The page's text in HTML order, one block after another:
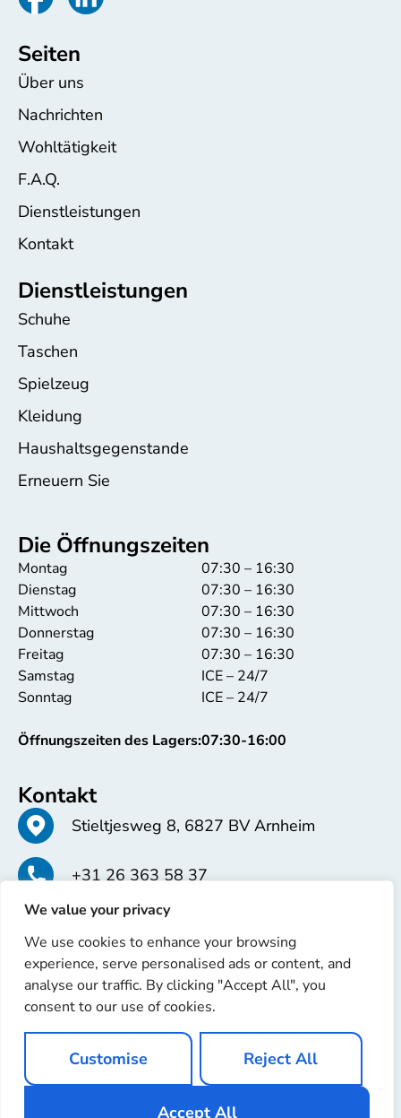
We value your privacy
We use cookies to enhance your browsing
experience, serve personalised ads or content, and
analyse our traffic. By clicking "Accept All", you
consent to our use of cookies.
Customise Reject All
Accept All
Seiten
Über uns
Nachrichten
Wohltätigkeit
F.A.Q.
Dienstleistungen
Kontakt
Dienstleistungen
Schuhe
Taschen
Spielzeug
Kleidung
Haushaltsgegenstande
Erneuern Sie
Die Öffnungszeiten
Montag
Dienstag
Mittwoch
Donnerstag
Freitag
Samstag
Sonntag
Öffnungszeiten des Lagers:
07:30 – 16:30
07:30 – 16:30
07:30 – 16:30
07:30 – 16:30
07:30 – 16:30
ICE – 24/7
ICE – 24/7
07:30-16:00
Kontakt
Stieltjesweg 8, 6827 BV Arnheim
+31 26 363 58 37
info@erren.com
Copyright © 2025 Erren Recondition. Alle Rechte
vorbehalten
Ignaz Software